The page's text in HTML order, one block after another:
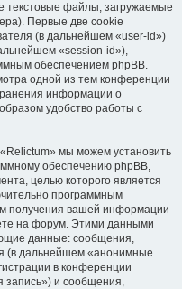
текстовые файлы, загружаемые
Первые две cookie
(в дальнейшем «user-id»)
«session-id»),
обеспечением phpBB.
одной из тем конференции
информации о
удобство работы с
мы можем установить
обеспечению phpBB,
целью которого является
программным
получения вашей информации
на форум. Этими данными
данные: сообщения,
(в дальнейшем «анонимные
в конференции
запись») и сообщения,